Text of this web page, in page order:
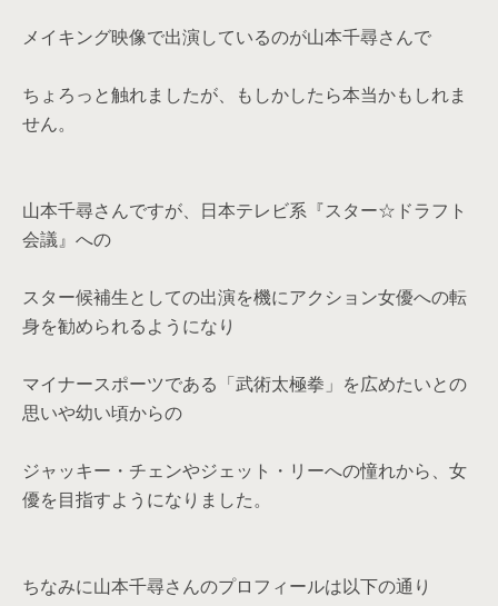
メイキング映像で出演しているのが山本千尋さんで
ちょろっと触れましたが、もしかしたら本当かもしれま
せん。
山本千尋さんですが、日本テレビ系『スター☆ドラフト
会議』への
スター候補生としての出演を機にアクション女優への転
身を勧められるようになり
マイナースポーツである「武術太極拳」を広めたいとの
思いや幼い頃からの
ジャッキー・チェンやジェット・リーへの憧れから、女
優を目指すようになりました。
ちなみに山本千尋さんのプロフィールは以下の通り